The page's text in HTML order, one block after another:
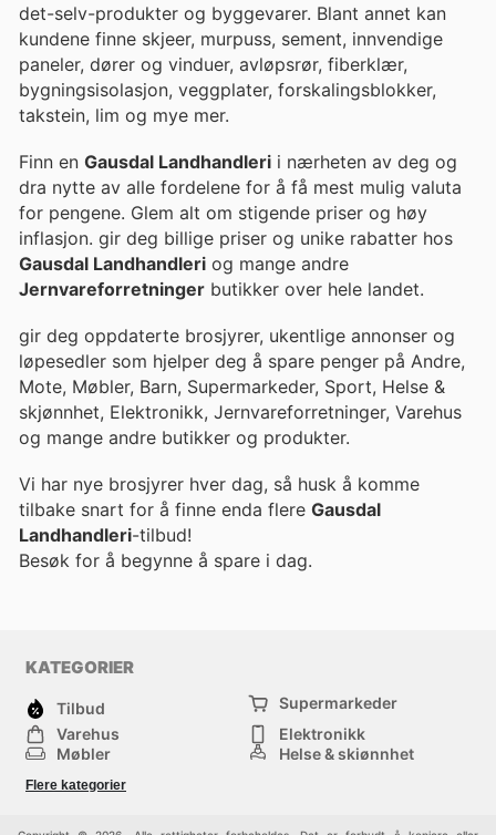
det-selv-produkter og byggevarer. Blant annet kan
kundene finne skjeer, murpuss, sement, innvendige
paneler, dører og vinduer, avløpsrør, fiberklær,
bygningsisolasjon, veggplater, forskalingsblokker,
takstein, lim og mye mer.
Finn en Gausdal Landhandleri i nærheten av deg og
dra nytte av alle fordelene for å få mest mulig valuta
for pengene. Glem alt om stigende priser og høy
inflasjon. gir deg billige priser og unike rabatter hos
Gausdal Landhandleri og mange andre
Jernvareforretninger butikker over hele landet.
gir deg oppdaterte brosjyrer, ukentlige annonser og
løpesedler som hjelper deg å spare penger på Andre,
Mote, Møbler, Barn, Supermarkeder, Sport, Helse &
skjønnhet, Elektronikk, Jernvareforretninger, Varehus
og mange andre butikker og produkter.
Vi har nye brosjyrer hver dag, så husk å komme
tilbake snart for å finne enda flere Gausdal
Landhandleri-tilbud!
Besøk for å begynne å spare i dag.
KATEGORIER
Tilbud
Supermarkeder
Varehus
Elektronikk
Møbler
Helse & skjønnhet
Sport
Flere kategorier